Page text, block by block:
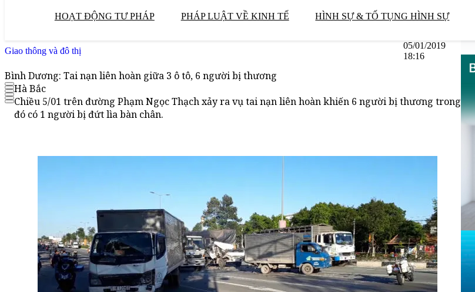
HOẠT ĐỘNG TƯ PHÁP PHÁP LUẬT VỀ KINH TẾ HÌNH SỰ & TỐ TỤNG HÌNH SỰ
Giao thông và đô thị
05/01/2019
18:16
Bình Dương: Tai nạn liên hoàn giữa 3 ô tô, 6 người bị thương
Hà Bắc
Chiều 5/01 trên đường Phạm Ngọc Thạch xảy ra vụ tai nạn liên hoàn khiến 6 người bị thương trong
đó có 1 người bị đứt lìa bàn chân.